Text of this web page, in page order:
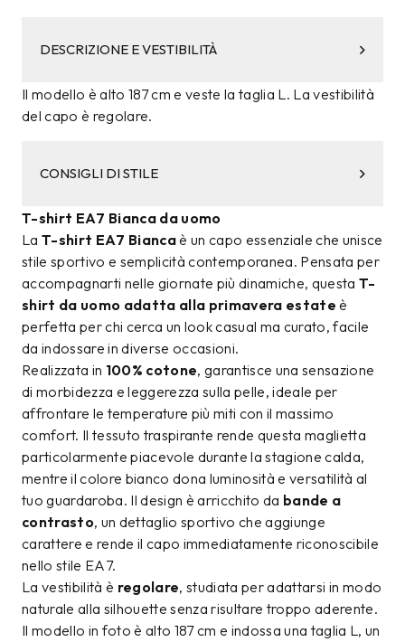
DESCRIZIONE E VESTIBILITÀ
Il modello è alto 187 cm e veste la taglia L. La vestibilità
del capo è regolare.
CONSIGLI DI STILE
T-shirt EA7 Bianca da uomo
LaT-shirt EA7 Biancaè un capo essenziale che unisce
stile sportivo e semplicità contemporanea. Pensata per
accompagnarti nelle giornate più dinamiche, questaT-
shirt da uomo adatta alla primavera estate è
perfetta per chi cerca un look casual ma curato, facile
da indossare in diverse occasioni.
Realizzata in 100% cotone, garantisce una sensazione
di morbidezza e leggerezza sulla pelle, ideale per
affrontare le temperature più miti con il massimo
comfort. Il tessuto traspirante rende questa maglietta
particolarmente piacevole durante la stagione calda,
mentre il colore bianco dona luminosità e versatilità al
tuo guardaroba. Il design è arricchito da bande a
contrasto, un dettaglio sportivo che aggiunge
carattere e rende il capo immediatamente riconoscibile
nello stile EA7.
La vestibilità è regolare, studiata per adattarsi in modo
naturale alla silhouette senza risultare troppo aderente.
Il modello in foto è alto 187 cm e indossa una taglia L, un